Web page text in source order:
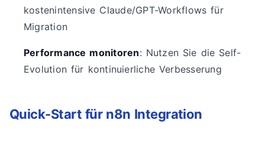
kostenintensive Claude/GPT-Workflows für
Migration
Performance monitoren: Nutzen Sie die Self-
Evolution für kontinuierliche Verbesserung
Quick-Start für n8n Integration